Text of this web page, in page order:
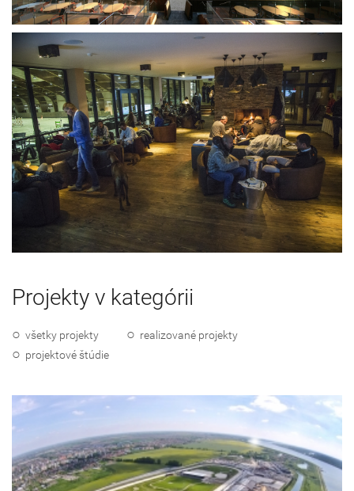
Projekty v kategórii
všetky projekty
realizované projekty
projektové štúdie